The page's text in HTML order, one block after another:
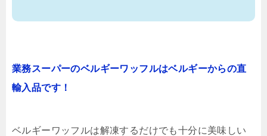
業務スーパーのベルギーワッフルはベルギーからの直
輸入品です！
ベルギーワッフルは解凍するだけでも十分に美味しい